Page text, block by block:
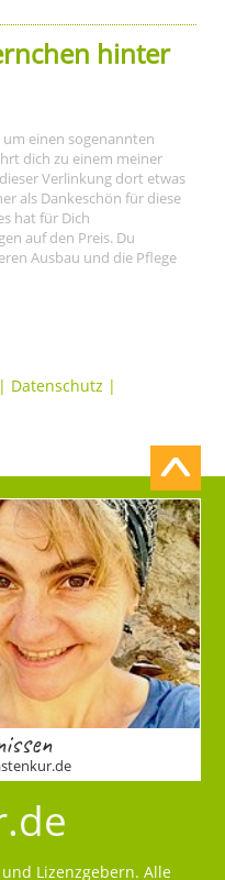
hinter
einen sogenannten
dich zu einem meiner
Verlinkung dort etwas
als Dankeschön für diese
hat für Dich
auf den Preis. Du
Ausbau und die Pflege
| Datenschutz |
und Lizenzgebern. Alle